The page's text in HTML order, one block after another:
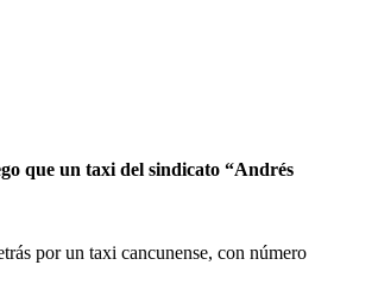
que un taxi del sindicato “Andrés
por un taxi cancunense, con número